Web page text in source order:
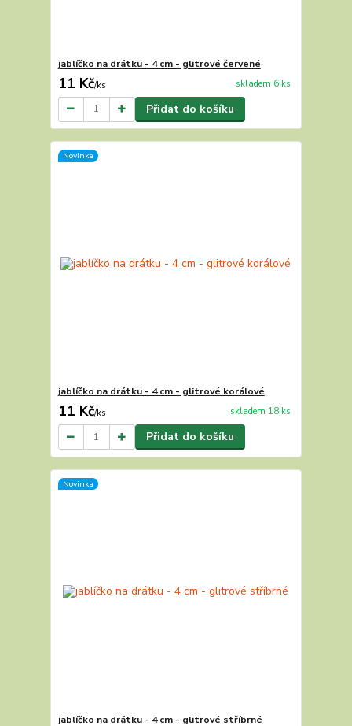
jablíčko na drátku - 4 cm - glitrové červené
11 Kč/ks skladem 6 ks
Přidat do košíku
Novinka
jablíčko na drátku - 4 cm - glitrové korálové
11 Kč/ks skladem 18 ks
Přidat do košíku
Novinka
jablíčko na drátku - 4 cm - glitrové stříbrné